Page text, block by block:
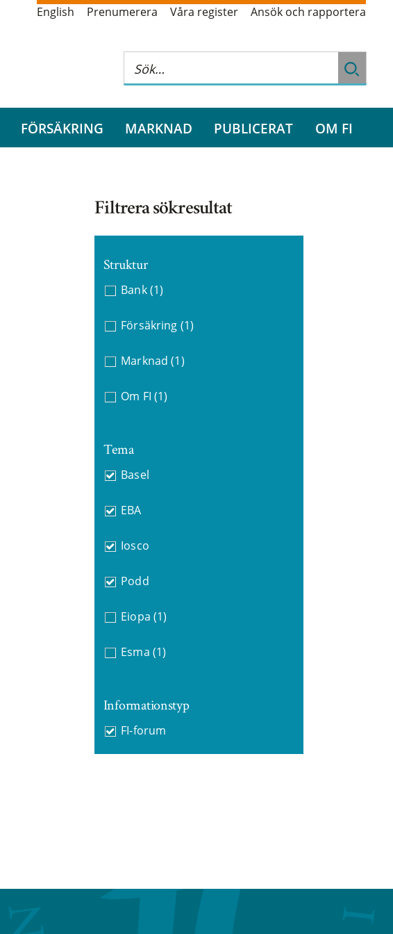
English Prenumerera Våra register Ansök och rapportera
FÖRSÄKRING MARKNAD PUBLICERAT OM FI
Filtrera sökresultat
Struktur
Bank (1)
Försäkring (1)
Marknad (1)
Om FI (1)
Tema
Basel
EBA
Iosco
Podd
Eiopa (1)
Esma (1)
Informationstyp
FI-forum